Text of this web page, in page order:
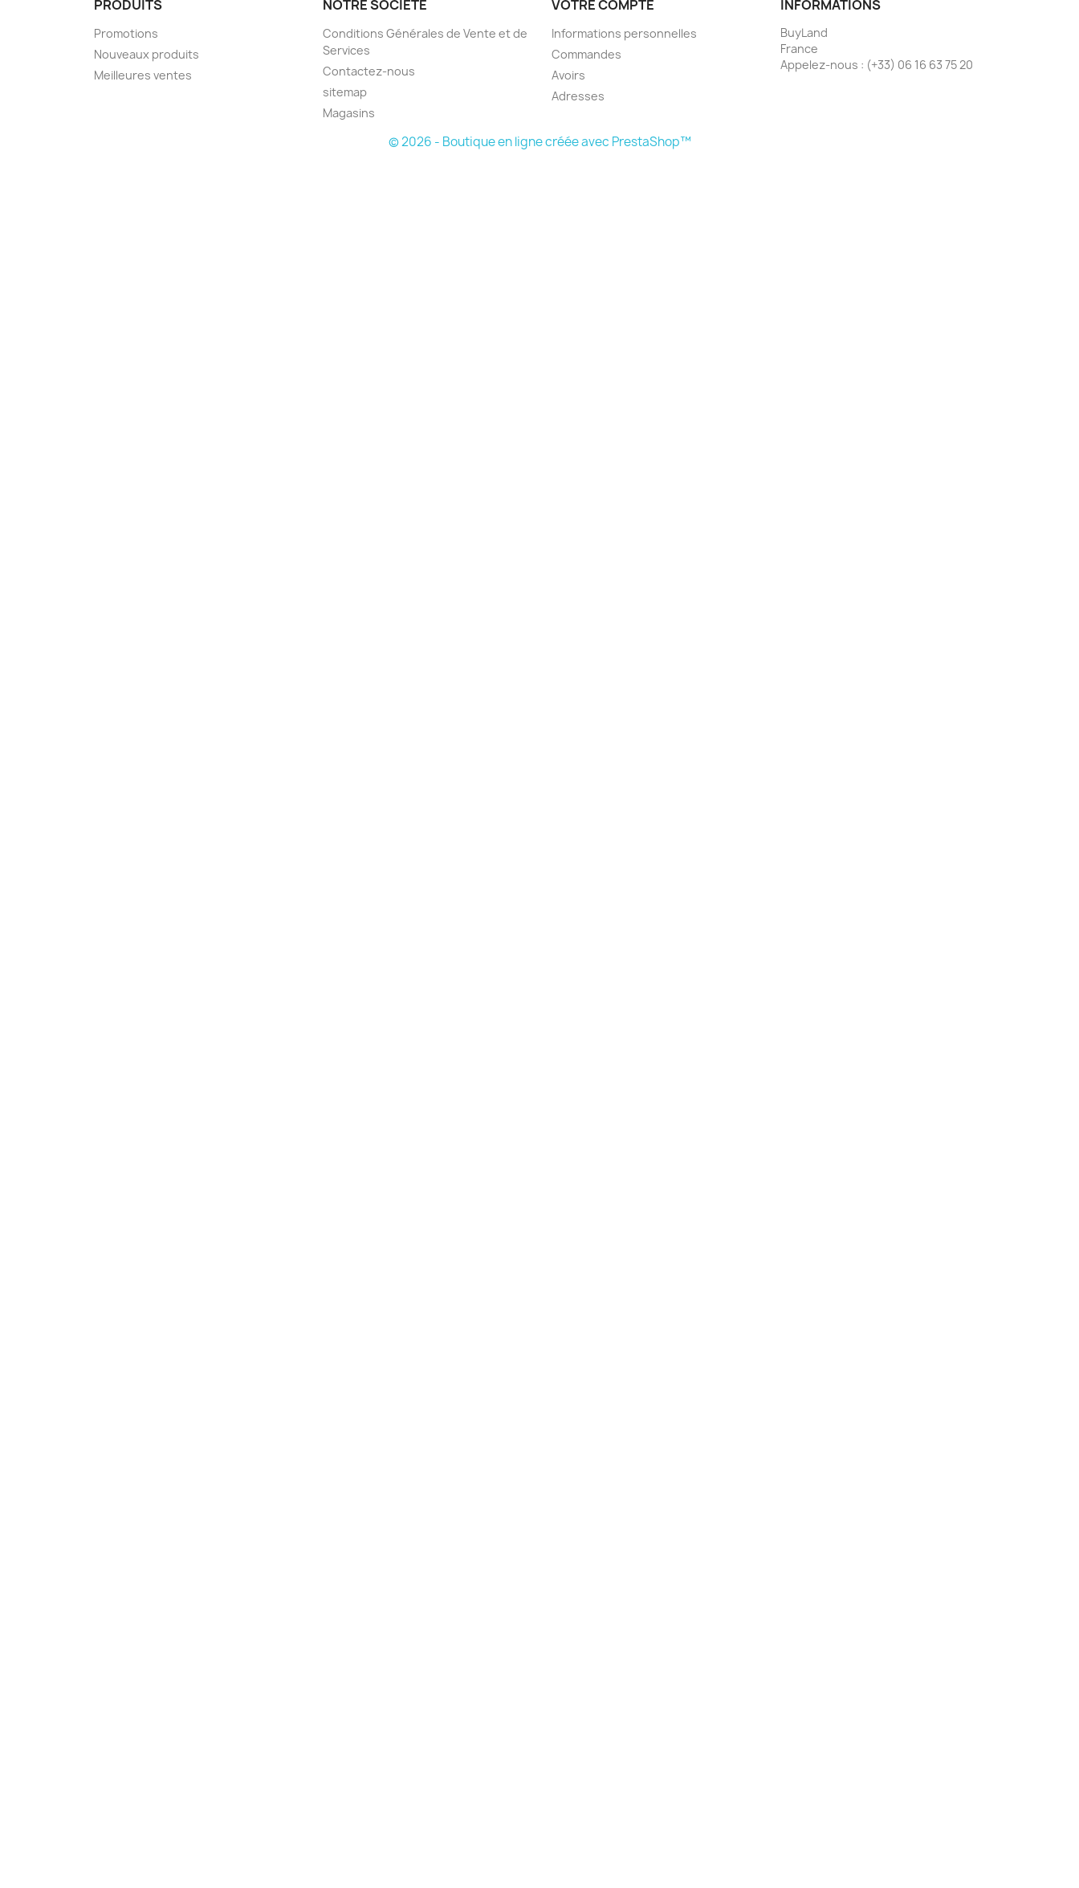
PRODUITS
Promotions
Nouveaux produits
Meilleures ventes
NOTRE SOCIÉTÉ
Conditions Générales de Vente et de
Services
Contactez-nous
sitemap
Magasins
VOTRE COMPTE
Informations personnelles
Commandes
Avoirs
Adresses
INFORMATIONS
BuyLand
France
Appelez-nous : (+33) 06 16 63 75 20
© 2026 - Boutique en ligne créée avec PrestaShop™